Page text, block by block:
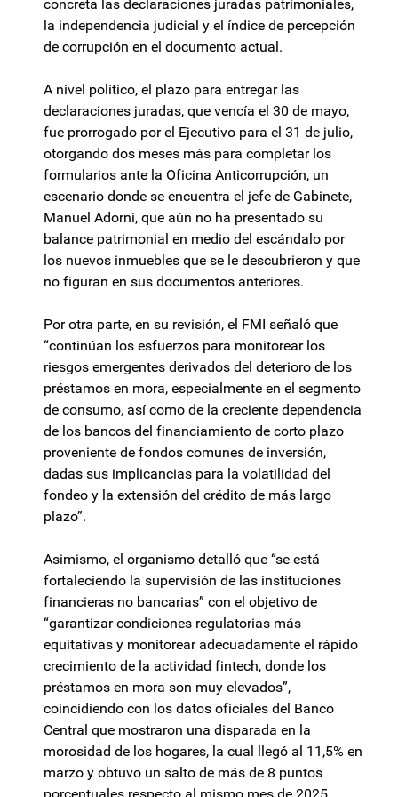
concreta las declaraciones juradas patrimoniales,
la independencia judicial y el índice de percepción
de corrupción en el documento actual.
A nivel político, el plazo para entregar las
declaraciones juradas, que vencía el 30 de mayo,
fue prorrogado por el Ejecutivo para el 31 de julio,
otorgando dos meses más para completar los
formularios ante la Oficina Anticorrupción, un
escenario donde se encuentra el jefe de Gabinete,
Manuel Adorni, que aún no ha presentado su
balance patrimonial en medio del escándalo por
los nuevos inmuebles que se le descubrieron y que
no figuran en sus documentos anteriores.
Por otra parte, en su revisión, el FMI señaló que
“continúan los esfuerzos para monitorear los
riesgos emergentes derivados del deterioro de los
préstamos en mora, especialmente en el segmento
de consumo, así como de la creciente dependencia
de los bancos del financiamiento de corto plazo
proveniente de fondos comunes de inversión,
dadas sus implicancias para la volatilidad del
fondeo y la extensión del crédito de más largo
plazo”.
Asimismo, el organismo detalló que “se está
fortaleciendo la supervisión de las instituciones
financieras no bancarias” con el objetivo de
“garantizar condiciones regulatorias más
equitativas y monitorear adecuadamente el rápido
crecimiento de la actividad fintech, donde los
préstamos en mora son muy elevados”,
coincidiendo con los datos oficiales del Banco
Central que mostraron una disparada en la
morosidad de los hogares, la cual llegó al 11,5% en
marzo y obtuvo un salto de más de 8 puntos